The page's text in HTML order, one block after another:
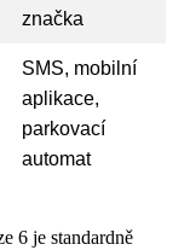
značka
SMS, mobilní
aplikace,
parkovací
automat
6 je standardně